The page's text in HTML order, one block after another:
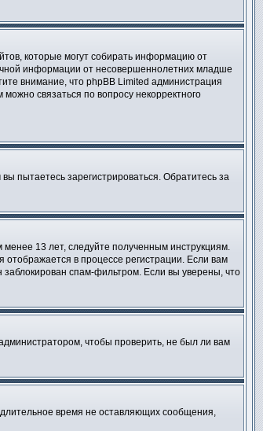
которые могут собирать информацию от
информации от несовершеннолетних младше
внимание, что phpBB Limited администрация
связаться по вопросу некорректного
пытаетесь зарегистрироваться. Обратитесь за
13 лет, следуйте полученным инструкциям.
в процессе регистрации. Если вам
спам-фильтром. Если вы уверены, что
чтобы проверить, не был ли вам
время не оставляющих сообщения,